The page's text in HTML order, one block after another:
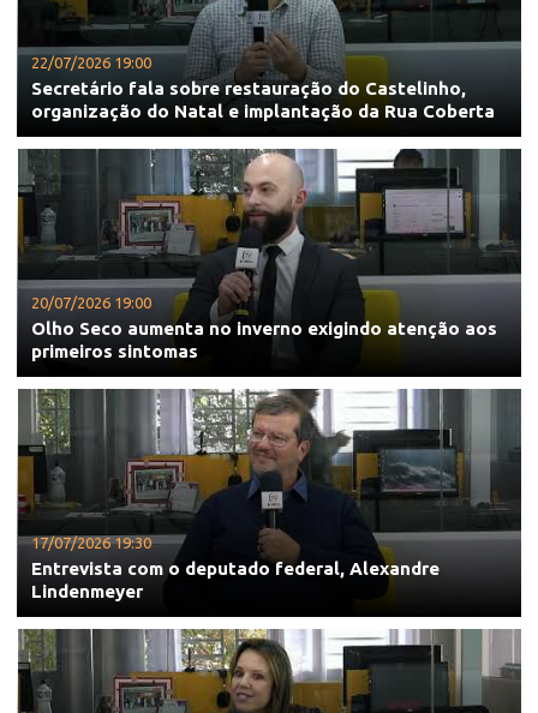
22/07/2026 19:00
Secretário fala sobre restauração do Castelinho,
organização do Natal e implantação da Rua Coberta
20/07/2026 19:00
Olho Seco aumenta no inverno exigindo atenção aos
primeiros sintomas
17/07/2026 19:30
Entrevista com o deputado federal, Alexandre
Lindenmeyer